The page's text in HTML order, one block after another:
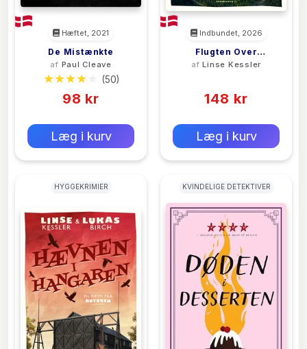
Hæftet, 2021
De Mistænkte
af Paul Cleave
(50)
98 kr
Læg i kurv
Indbundet, 2026
Flugten Over
Fælleden
afLinse Kessler
148 kr
Læg i kurv
HYGGEKRIMIER KVINDELIGE DETEKTIVER